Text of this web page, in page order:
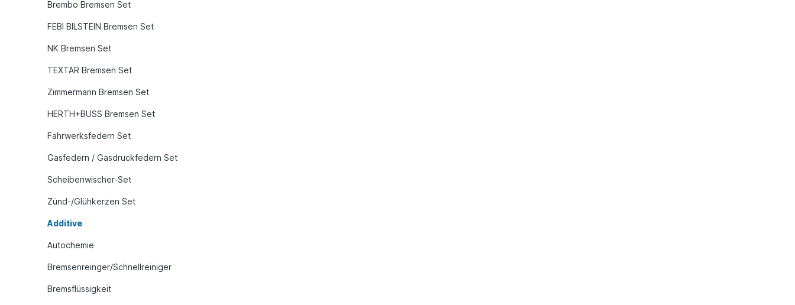
Brembo Bremsen Set
FEBI BILSTEIN Bremsen Set
NK Bremsen Set
TEXTAR Bremsen Set
Zimmermann Bremsen Set
HERTH+BUSS Bremsen Set
Fahrwerksfedern Set
Gasfedern / Gasdruckfedern Set
Scheibenwischer-Set
Zünd-/Glühkerzen Set
Additive
Autochemie
Bremsenreinger/Schnellreiniger
Bremsflüssigkeit